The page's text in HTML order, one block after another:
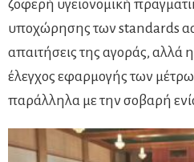
ζοφερή υγειονομική
υποχώρησης των standards
απαιτήσεις της αγοράς, αλλά
έλεγχος εφαρμογής των
παράλληλα με την σοβαρή